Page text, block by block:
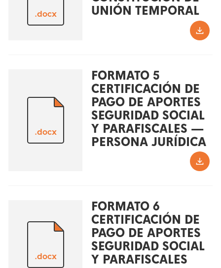
.docx
UNIÓN TEMPORAL
.docx
FORMATO 5
CERTIFICACIÓN DE
PAGO DE APORTES
SEGURIDAD SOCIAL
Y PARAFISCALES —
PERSONA JURÍDICA
.docx
FORMATO 6
CERTIFICACIÓN DE
PAGO DE APORTES
SEGURIDAD SOCIAL
Y PARAFISCALES